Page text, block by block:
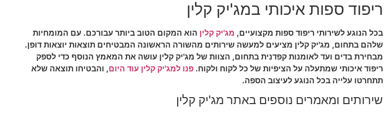
ריפוד ספות איכותי במג'יק קלין
בכל הנוגע לשירותי ריפוד ספות מקצועיים, מג'יק קלין הוא המקום הטוב ביותר עבורכם. עם המומחיות
שלהם בתחום, מג'יק קלין מציעים למעשה שירותים מהשורה הראשונה המבטיחים תוצאות יוצאות דופן.
מבחירת בדים ועד לאומנות קפדנית בתחום, הצוות של מג'יק קלין עושה את המאמץ הנוסף כדי לספק
ריפוד איכותי שמתעלה על הציפיות של כל לקוח ולקוח. פנו למג'יק קלין עוד היום, והבטיחו תוצאה שלא
תתחרטו עלייה בכל הנוגע לעיצוב הספה.
שירותים ומאמרים נוספים באתר מג'יק קלין